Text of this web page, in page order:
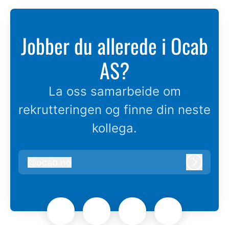
Jobber du allerede i Ocab
AS?
La oss samarbeide om
rekrutteringen og finne din neste
kollega.
ocab.no